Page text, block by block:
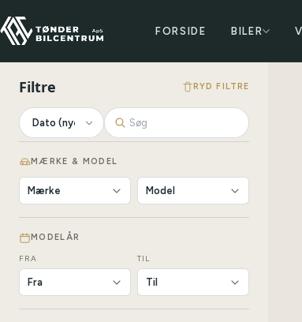
FORSIDE BILER
Filtre RYD FILTRE
MÆRKE & MODEL
MODELÅR
FRA TIL